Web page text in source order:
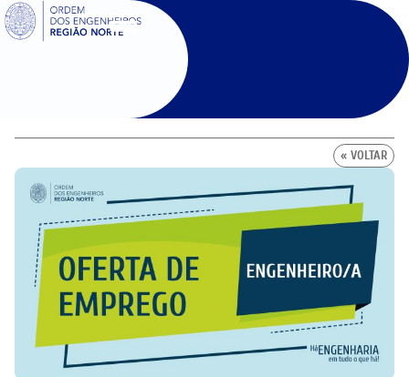
SIGOE
« VOLTAR